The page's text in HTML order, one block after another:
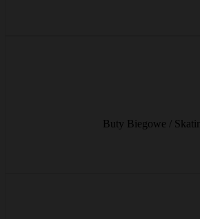
Buty Biegowe /
od € 9/dzień